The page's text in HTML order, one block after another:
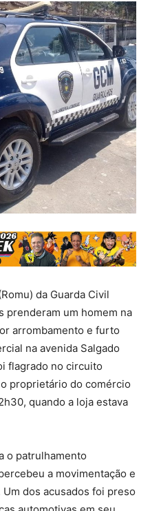
da Guarda Civil
prenderam um homem na
arrombamento e furto
na avenida Salgado
flagrado no circuito
proprietário do comércio
quando a loja estava
o patrulhamento
a movimentação e
dos acusados foi preso